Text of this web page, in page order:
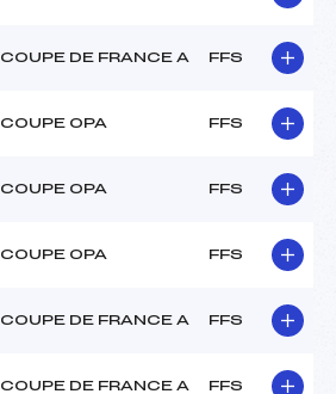
COUPE DE FRANCE A FFS
COUPE OPA FFS
COUPE OPA FFS
COUPE OPA FFS
COUPE DE FRANCE A FFS
COUPE DE FRANCE A FFS